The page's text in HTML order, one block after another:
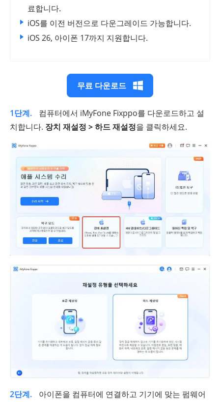
료합니다.
iOS를 이전 버전으로 다운그레이드 가능합니다.
iOS 26, 아이폰 17까지 지원합니다.
무료 다운로드
1단계.
컴퓨터에서 iMyFone Fixppo를 다운로드하고 설
치합니다. 장치 재설정 > 하드 재설정을 클릭하세요.
2단계.
아이폰을 컴퓨터에 연결하고 기기에 맞는 펌웨어